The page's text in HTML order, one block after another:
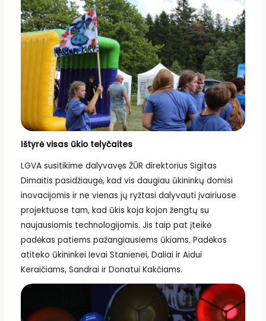
Ištyrė visas ūkio telyčaites
LGVA susitikime dalyvavęs ŽŪR direktorius Sigitas
Dimaitis pasidžiaugė, kad vis daugiau ūkininkų domisi
inovacijomis ir ne vienas jų ryžtasi dalyvauti įvairiuose
projektuose tam, kad ūkis koja kojon žengtų su
naujausiomis technologijomis. Jis taip pat įteikė
padėkas patiems pažangiausiems ūkiams. Padėkos
atiteko ūkininkei Ievai Stanienei, Daliai ir Aidui
Keraičiams, Sandrai ir Donatui Kakčiams.